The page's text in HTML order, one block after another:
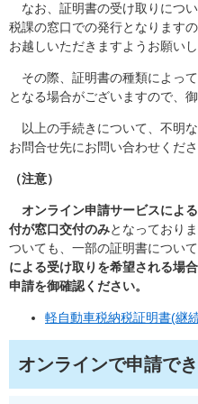
なお、証明書の受け取りにつ
税課の窓口での発行となります
お越しいただきますようお願いし
その際、証明書の種類によっ
となる場合がございますので、御
以上の手続きについて、不明
お問合せ先にお問い合わせくださ
（注意）
オンライン申請サービスによ
付が窓口交付のみとなっており
ついても、一部の証明書につい
による受け取りを希望される場
申請を御確認ください。
軽自動車税納税証明書(継
オンラインで申請で